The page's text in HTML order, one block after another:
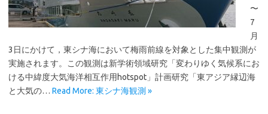
〜
7
月
3日にかけて，東シナ海において梅雨前線を対象とした集中観測が
実施されます。この観測は新学術領域研究「変わりゆく気候系にお
ける中緯度大気海洋相互作用hotspot」計画研究「東アジア縁辺海
と大気の… Read More: 東シナ海観測 »